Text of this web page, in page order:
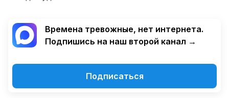
Времена тревожные, нет интернета.
Подпишись на наш второй канал →
Подписаться